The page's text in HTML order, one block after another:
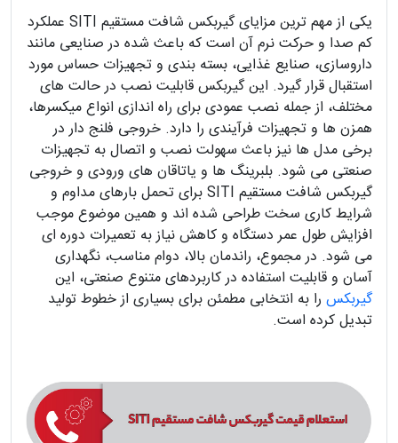
یکی از مهم ترین مزایای گیربکس شافت مستقیم SITI عملکرد
کم صدا و حرکت نرم آن است که باعث شده در صنایعی مانند
داروسازی، صنایع غذایی، بسته بندی و تجهیزات حساس مورد
استقبال قرار گیرد. این گیربکس قابلیت نصب در حالت های
مختلف، از جمله نصب عمودی برای راه اندازی انواع میکسرها،
همزن ها و تجهیزات فرآیندی را دارد. خروجی فلنج دار در
برخی مدل ها نیز باعث سهولت نصب و اتصال به تجهیزات
صنعتی می شود. بلبرینگ ها و یاتاقان های ورودی و خروجی
گیربکس شافت مستقیم SITI برای تحمل بارهای مداوم و
شرایط کاری سخت طراحی شده اند و همین موضوع موجب
افزایش طول عمر دستگاه و کاهش نیاز به تعمیرات دوره ای
می شود. در مجموع، راندمان بالا، دوام مناسب، نگهداری
آسان و قابلیت استفاده در کاربردهای متنوع صنعتی، این
گیربکس را به انتخابی مطمئن برای بسیاری از خطوط تولید
تبدیل کرده است.